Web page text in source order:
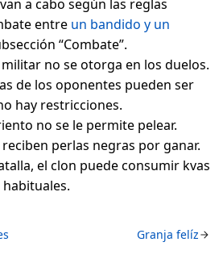
a cabo según las reglas
entre un bandido y un
“Combate”.
no se otorga en los duelos.
de los oponentes pueden ser
hay restricciones.
no se le permite pelear.
perlas negras por ganar.
el clon puede consumir kvas
Granja felíz